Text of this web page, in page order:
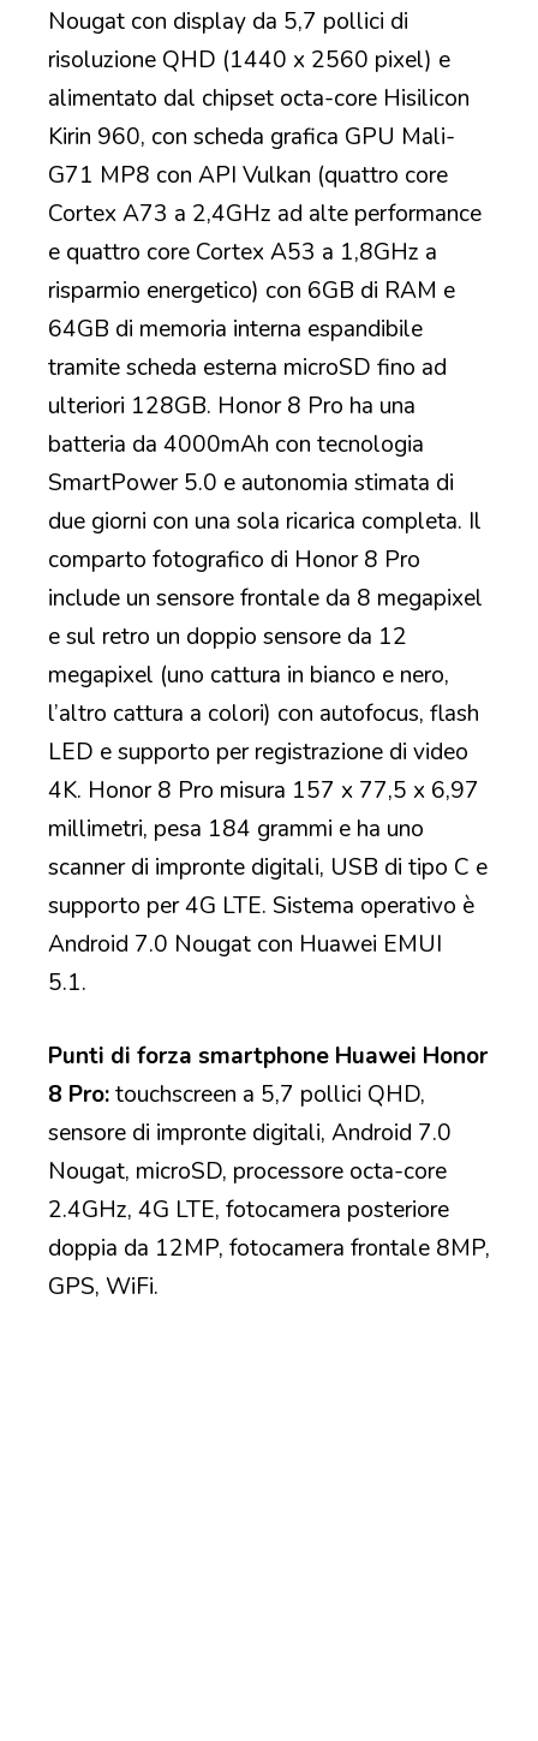
Nougat con display da 5,7 pollici di
risoluzione QHD (1440 x 2560 pixel) e
alimentato dal chipset octa-core Hisilicon
Kirin 960, con scheda grafica GPU Mali-
G71 MP8 con API Vulkan (quattro core
Cortex A73 a 2,4GHz ad alte performance
e quattro core Cortex A53 a 1,8GHz a
risparmio energetico) con 6GB di RAM e
64GB di memoria interna espandibile
tramite scheda esterna microSD fino ad
ulteriori 128GB. Honor 8 Pro ha una
batteria da 4000mAh con tecnologia
SmartPower 5.0 e autonomia stimata di
due giorni con una sola ricarica completa. Il
comparto fotografico di Honor 8 Pro
include un sensore frontale da 8 megapixel
e sul retro un doppio sensore da 12
megapixel (uno cattura in bianco e nero,
l’altro cattura a colori) con autofocus, flash
LED e supporto per registrazione di video
4K. Honor 8 Pro misura 157 x 77,5 x 6,97
millimetri, pesa 184 grammi e ha uno
scanner di impronte digitali, USB di tipo C e
supporto per 4G LTE. Sistema operativo è
Android 7.0 Nougat con Huawei EMUI
5.1.
Punti di forza smartphone Huawei Honor
8 Pro:touchscreen a 5,7 pollici QHD,
sensore di impronte digitali, Android 7.0
Nougat, microSD, processore octa-core
2.4GHz, 4G LTE, fotocamera posteriore
doppia da 12MP, fotocamera frontale 8MP,
GPS, WiFi.